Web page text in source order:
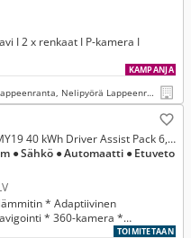
I 2 x renkaat I P-kamera I
KAMPANJA
Lappeenranta, Nelipyörä Lappeenranta
40 kWh, Acenta MY19 40 kWh Driver Assist Pack 6,6 kW Charger FI
● Sähkö ● Automaatti ● Etuveto
* Adaptiivinen
* 360-kamera *
TOIMITETAAN